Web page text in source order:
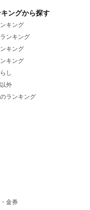
ングから探す
キング
ンキング
キング
キング
し
外
ランキング
金券